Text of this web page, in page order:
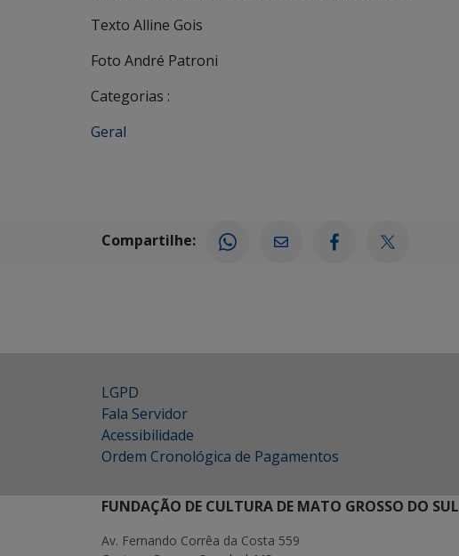
Texto Alline Gois
Foto André Patroni
Categorias :
Geral
Compartilhe:
LGPD
Fala Servidor
Acessibilidade
Ordem Cronológica de Pagamentos
FUNDAÇÃO DE CULTURA DE MATO GROSSO DO SUL
Av. Fernando Corrêa da Costa 559